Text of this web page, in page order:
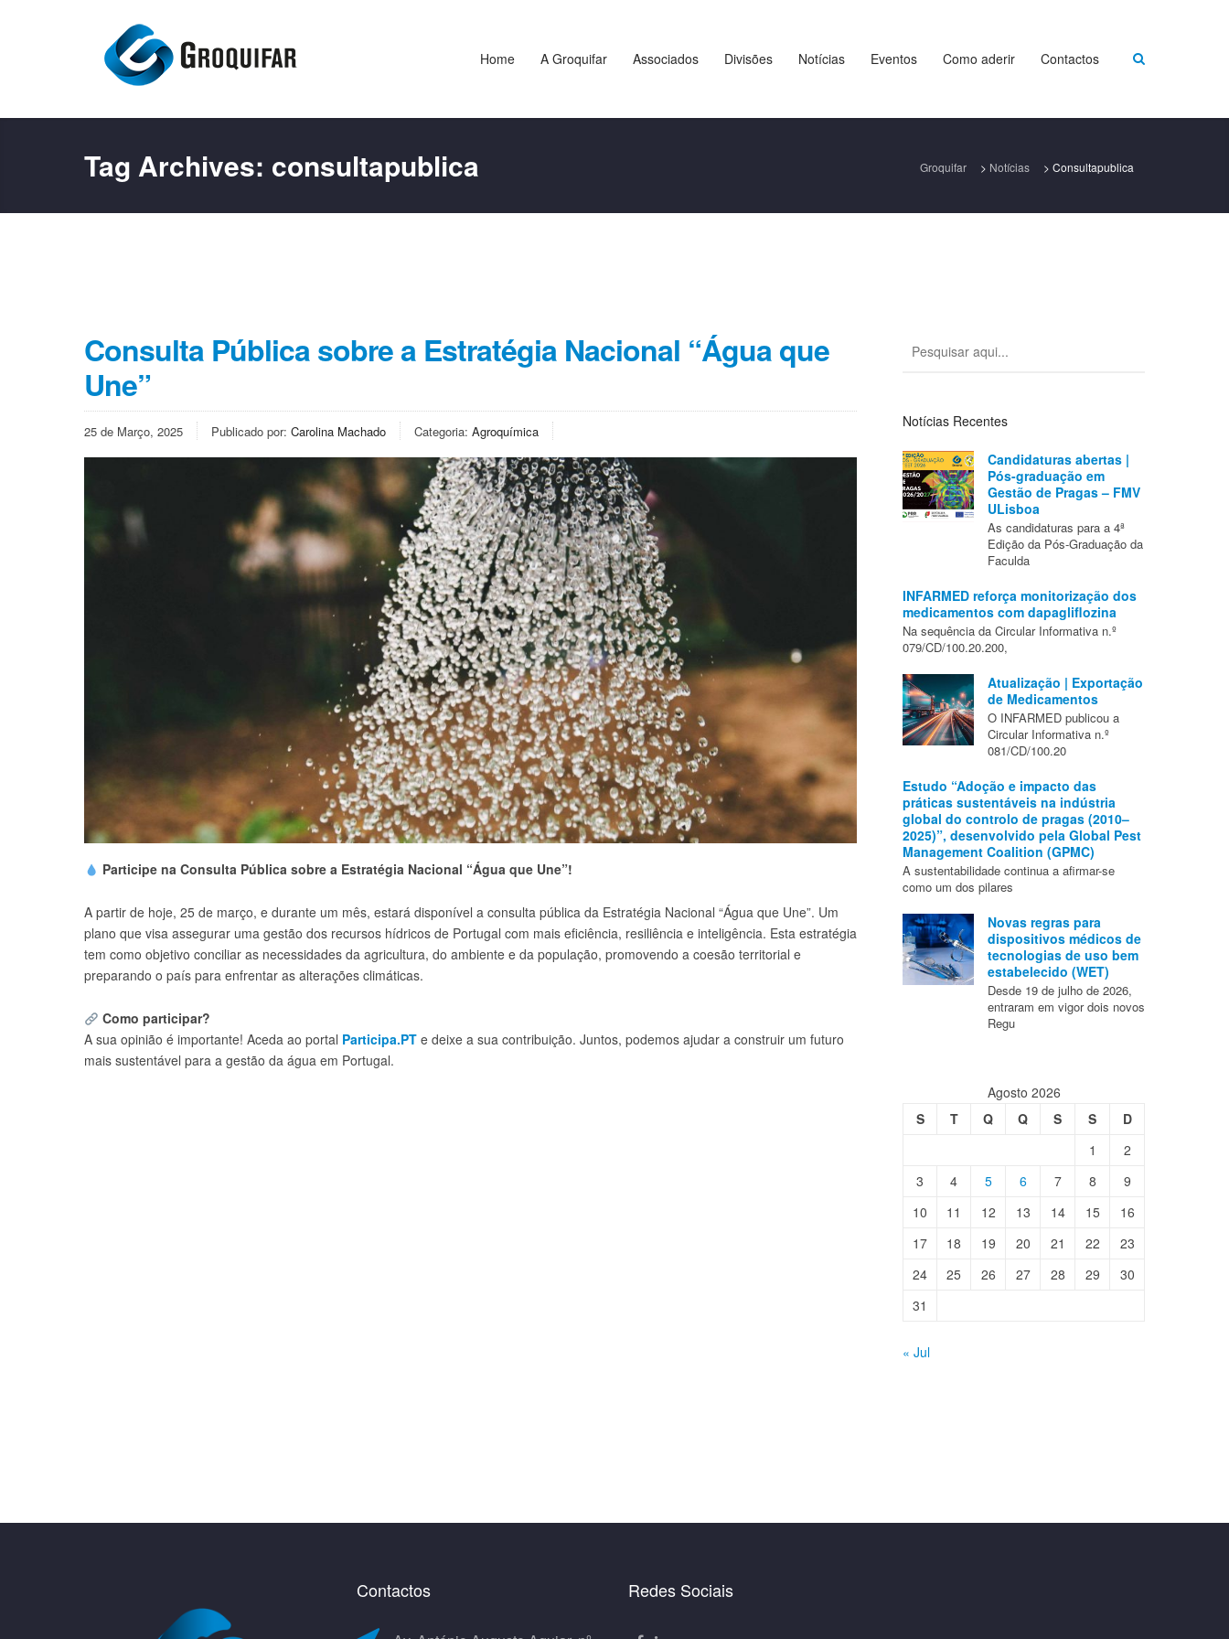
Home A Groquifar Associados Divisões Notícias Eventos Como aderir Contactos
Tag Archives: consultapublica Groquifar > Notícias > Consultapublica
Consulta Pública sobre a Estratégia Nacional “Água que
Une”
25 de Março, 2025 Publicado por: Carolina Machado Categoria: Agroquímica
Participe na Consulta Pública sobre a Estratégia Nacional “Água que Une”!
A partir de hoje, 25 de março, e durante um mês, estará disponível a consulta pública da Estratégia Nacional “Água que Une”. Um
plano que visa assegurar uma gestão dos recursos hídricos de Portugal com mais eficiência, resiliência e inteligência. Esta estratégia
tem como objetivo conciliar as necessidades da agricultura, do ambiente e da população, promovendo a coesão territorial e
preparando o país para enfrentar as alterações climáticas.
Como participar?
A sua opinião é importante! Aceda ao portal Participa.PT e deixe a sua contribuição. Juntos, podemos ajudar a construir um futuro
mais sustentável para a gestão da água em Portugal.
Notícias Recentes
Candidaturas abertas |
Pós-graduação em
Gestão de Pragas – FMV
ULisboa
As candidaturas para a 4ª
Edição da Pós-Graduação da
Faculda
INFARMED reforça monitorização dos
medicamentos com dapagliflozina
Na sequência da Circular Informativa n.º
079/CD/100.20.200,
Atualização | Exportação
de Medicamentos
O INFARMED publicou a
Circular Informativa n.º
081/CD/100.20
Estudo “Adoção e impacto das
práticas sustentáveis na indústria
global do controlo de pragas (2010–
2025)”, desenvolvido pela Global Pest
Management Coalition (GPMC)
A sustentabilidade continua a afirmar-se
como um dos pilares
Novas regras para
dispositivos médicos de
tecnologias de uso bem
estabelecido (WET)
Desde 19 de julho de 2026,
entraram em vigor dois novos
Regu
Agosto 2026
S
T Q Q S S
D
1
2
3
4 5 6 7 8
9
10
11 12 13 14 15
16
17
18 19 20 21 22
23
24
25 26 27 28 29
30
31
« Jul
Contactos Redes Sociais